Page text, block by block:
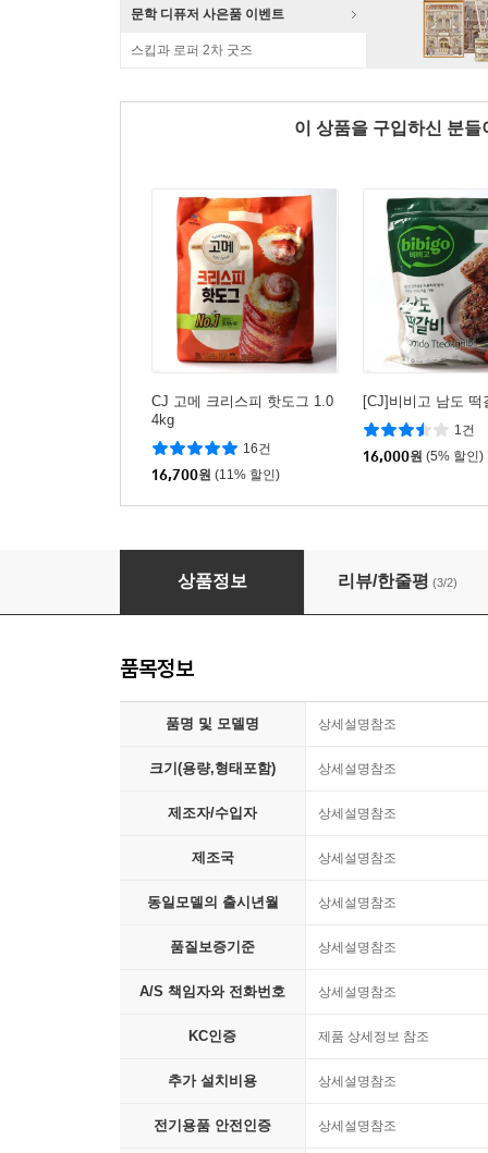
문학 디퓨저 사은품 이벤트
스킵과 로퍼 2차 굿즈
이 상품을 구입하신 분
CJ 고메 크리스피 핫도그 1.0
4kg
16건
16,700원 (11% 할인)
[CJ]비비고 남도 떡
1건
16,000원 (5% 할인)
[특가]트루리빙 네모 6L 에어프라이어 TL-
상품정보 리뷰/한줄평 (3/2)
품목정보
품명 및 모델명 상세설명참조
크기(용량,형태포함) 상세설명참조
제조자/수입자 상세설명참조
제조국 상세설명참조
동일모델의 출시년월 상세설명참조
품질보증기준 상세설명참조
A/S 책임자와 전화번호 상세설명참조
KC인증 제품 상세정보 참조
추가 설치비용 상세설명참조
전기용품 안전인증 상세설명참조